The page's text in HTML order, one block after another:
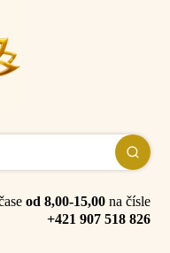
od 8,00-15,00na čísle
+421 907 518 826